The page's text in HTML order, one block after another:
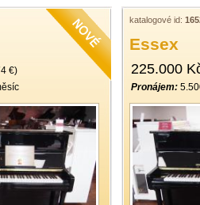
€)
katalogové id:
Essex
225.000
Pronájem: